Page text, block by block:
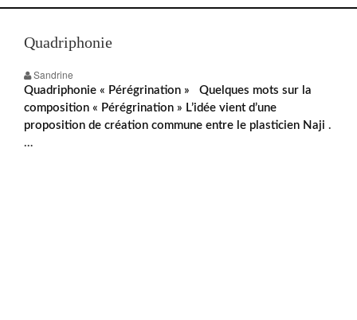
Quadriphonie
Sandrine
Quadriphonie « Pérégrination » Quelques mots sur la
composition « Pérégrination » L’idée vient d’une
proposition de création commune entre le plasticien Naji .
…